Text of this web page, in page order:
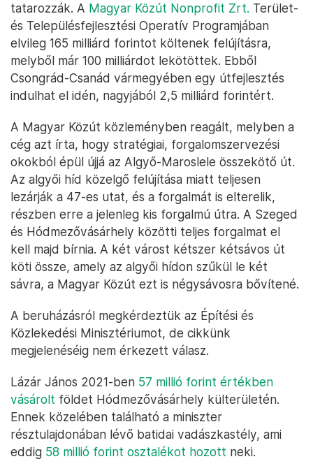
tatarozzák. A Magyar Közút Nonprofit Zrt. Terület-
és Településfejlesztési Operatív Programjában
elvileg 165 milliárd forintot költenek felújításra,
melyből már 100 milliárdot lekötöttek. Ebből
Csongrád-Csanád vármegyében egy útfejlesztés
indulhat el idén, nagyjából 2,5 milliárd forintért.
A Magyar Közút közleményben reagált, melyben a
cég azt írta, hogy stratégiai, forgalomszervezési
okokból épül újjá az Algyő-Maroslele összekötő út.
Az algyői híd közelgő felújítása miatt teljesen
lezárják a 47-es utat, és a forgalmát is elterelik,
részben erre a jelenleg kis forgalmú útra. A Szeged
és Hódmezővásárhely közötti teljes forgalmat el
kell majd bírnia. A két várost kétszer kétsávos út
köti össze, amely az algyői hídon szűkül le két
sávra, a Magyar Közút ezt is négysávosra bővítené.
A beruházásról megkérdeztük az Építési és
Közlekedési Minisztériumot, de cikkünk
megjelenéséig nem érkezett válasz.
Lázár János 2021-ben 57 millió forint értékben
vásárolt földet Hódmezővásárhely külterületén.
Ennek közelében található a miniszter
résztulajdonában lévő batidai vadászkastély, ami
eddig 58 millió forint osztalékot hozott neki.